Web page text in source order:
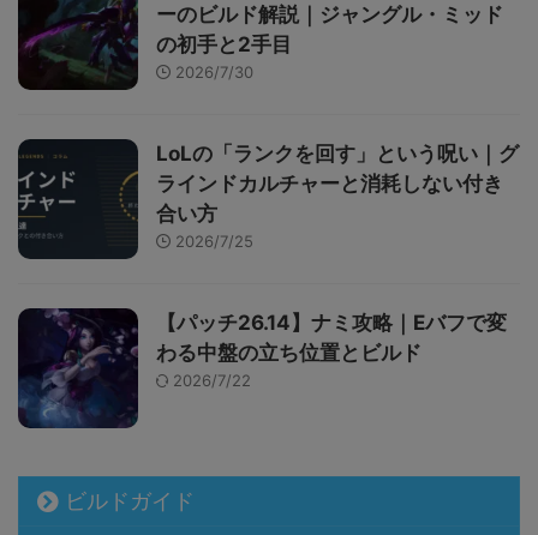
ーのビルド解説｜ジャングル・ミッド
の初手と2手目
2026/7/30
LoLの「ランクを回す」という呪い｜グ
ラインドカルチャーと消耗しない付き
合い方
2026/7/25
【パッチ26.14】ナミ攻略｜Eバフで変
わる中盤の立ち位置とビルド
2026/7/22
ビルドガイド